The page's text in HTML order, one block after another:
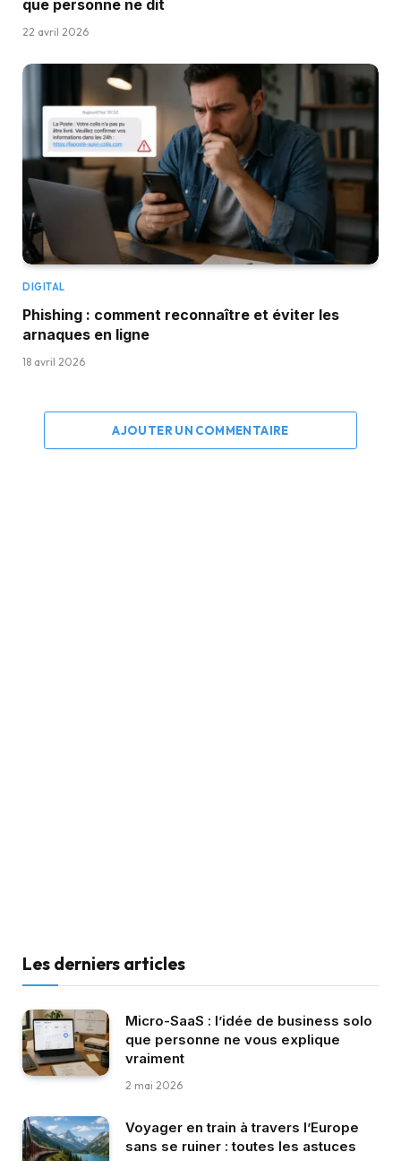
que personne ne dit
22 avril 2026
DIGITAL
Phishing : comment reconnaître et éviter les
arnaques en ligne
18 avril 2026
AJOUTER UN COMMENTAIRE
Les derniers articles
Micro-SaaS : l’idée de business solo
que personne ne vous explique
vraiment
2 mai 2026
Voyager en train à travers l’Europe
sans se ruiner : toutes les astuces